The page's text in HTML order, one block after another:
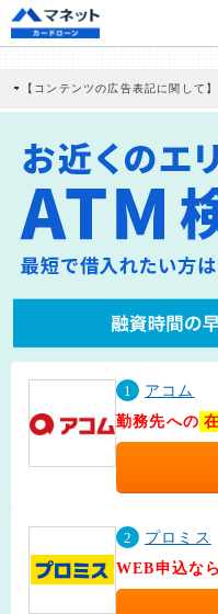
【コンテンツの広告表記に関して】
社に対して企業から紹介報酬が支払
商品を根拠なくPRするものではな
どに基づき、公平性を担保した情報
>提携企業一覧
1
アコム
勤務先への
2
プロミス
WEB申込なら